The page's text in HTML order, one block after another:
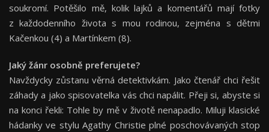
soukromí. Potěšilo mě, kolik lajků a komentářů mají fotky
z každodenního života s mou rodinou, zejména s dětmi
Kačenkou (4) a Martínkem (8).
Jaký žánr osobně preferujete?
Navždycky zůstanu věrná detektivkám. Jako čtenář chci řešit
záhady a jako spisovatelka vás chci napálit. Přeji si, abyste si
na konci řekli: Tohle by mě v životě nenapadlo. Miluji klasické
hádanky ve stylu Agathy Christie plné poschovávaných stop